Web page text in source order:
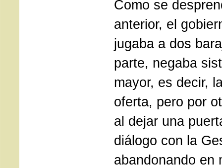
Como se
anterior, el
jugaba a dos
parte, negaba
mayor, es decir,
oferta, pero por
al dejar una
diálogo con la
abandonando en